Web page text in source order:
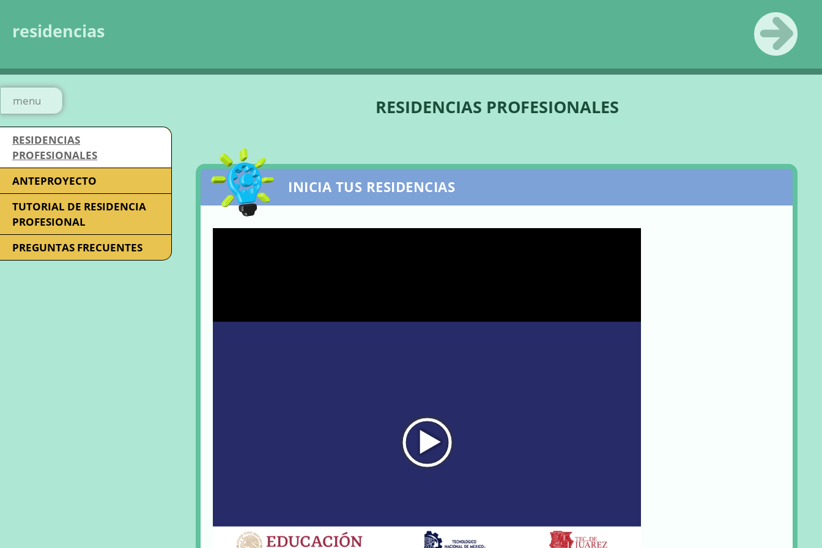
residencias
menu
RESIDENCIAS
PROFESIONALES
ANTEPROYECTO
TUTORIAL DE RESIDENCIA
PROFESIONAL
PREGUNTAS FRECUENTES
Next»
RESIDENCIAS PROFESIONALES
INICIA TUS RESIDENCIAS